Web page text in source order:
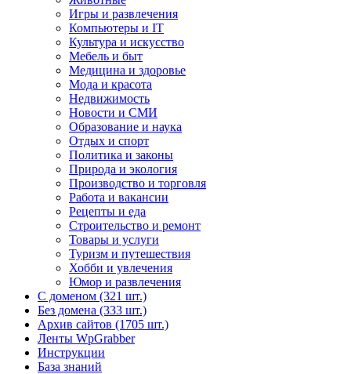
Игры и развлечения
Компьютеры и IT
Культура и искусство
Мебель и быт
Медицина и здоровье
Мода и красота
Недвижимость
Новости и СМИ
Образование и наука
Отдых и спорт
Политика и законы
Природа и экология
Производство и торговля
Работа и вакансии
Рецепты и еда
Строительство и ремонт
Товары и услуги
Туризм и путешествия
Хобби и увлечения
Юмор и развлечения
С доменом (321 шт.)
Без домена (333 шт.)
Архив сайтов (1705 шт.)
Ленты WpGrabber
Инструкции
База знаний